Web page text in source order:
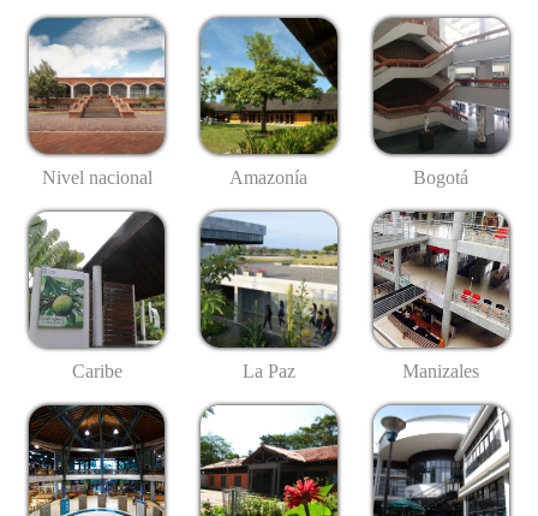
Nivel nacional Amazonía Bogotá
Caribe La Paz Manizales